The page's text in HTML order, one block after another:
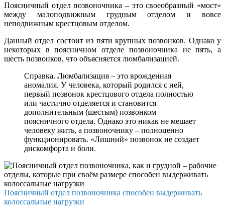
Поясничный отдел позвоночника – это своеобразный «мост»
между малоподвижным грудным отделом и вовсе
неподвижным крестцовым отделом.
Данный отдел состоит из пяти крупных позвонков. Однако у
некоторых в поясничном отделе позвоночника не пять, а
шесть позвонков, что объясняется люмбализацией.
Справка. Люмбализация – это врожденная
аномалия. У человека, который родился с ней,
первый позвонок крестцового отдела полностью
или частично отделяется и становится
дополнительным (шестым) позвонком
поясничного отдела. Однако это никак не мешает
человеку жить, а позвоночнику – полноценно
функционировать. «Лишний» позвонок не создает
дискомфорта и боли.
Поясничный отдел позвоночника способен выдерживать
колоссальные нагрузки